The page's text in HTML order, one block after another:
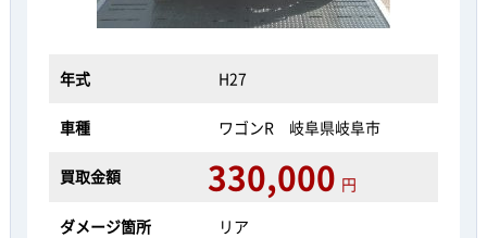
年式 H27
車種 ワゴンR 岐阜県岐阜市
買取金額 330,000 円
ダメージ箇所
リア